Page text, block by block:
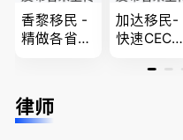
香黎移民 -
精做各省省
推荐。持牌
顾问免费为
加达移民-
快速CEC&P
作机会 移
律师